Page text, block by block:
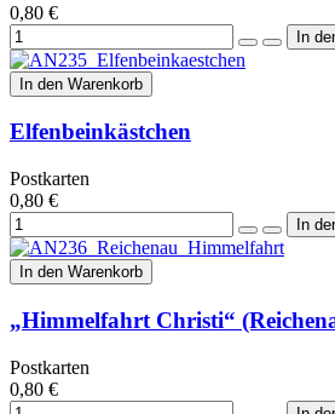
0,80 €
In den Warenkorb
Elfenbeinkästchen
Postkarten
0,80 €
In den Warenkorb
„Himmelfahrt Christi“
Postkarten
0,80 €